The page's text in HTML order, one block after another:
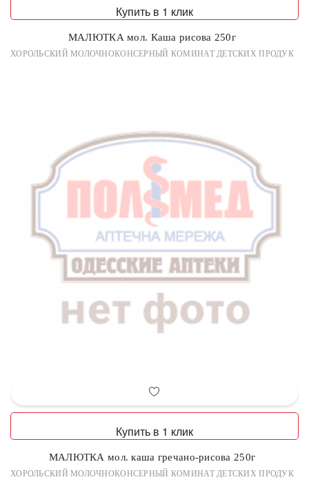
Купить в 1 клик
МАЛЮТКА мол. Каша рисова 250г
ХОРОЛЬСКИЙ МОЛОЧНОКОНСЕРНЫЙ КОМИНАТ ДЕТСКИХ ПРОДУК
Купить в 1 клик
МАЛЮТКА мол. каша гречано-рисова 250г
ХОРОЛЬСКИЙ МОЛОЧНОКОНСЕРНЫЙ КОМИНАТ ДЕТСКИХ ПРОДУК